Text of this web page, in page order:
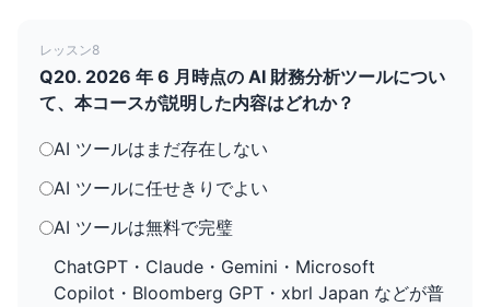
レッスン8
Q20. 2026 年 6 月時点の AI 財務分析ツールについ
て、本コースが説明した内容はどれか？
AI ツールはまだ存在しない
AI ツールに任せきりでよい
AI ツールは無料で完璧
ChatGPT・Claude・Gemini・Microsoft
Copilot・Bloomberg GPT・xbrl Japan などが普